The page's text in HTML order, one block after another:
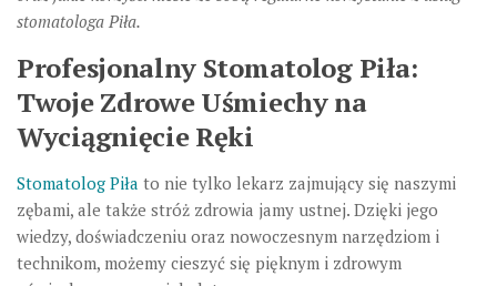
stomatologa Piła.
Profesjonalny Stomatolog Piła:
Twoje Zdrowe Uśmiechy na
Wyciągnięcie Ręki
Stomatolog Piła to nie tylko lekarz zajmujący się naszymi
zębami, ale także stróż zdrowia jamy ustnej. Dzięki jego
wiedzy, doświadczeniu oraz nowoczesnym narzędziom i
technikom, możemy cieszyć się pięknym i zdrowym